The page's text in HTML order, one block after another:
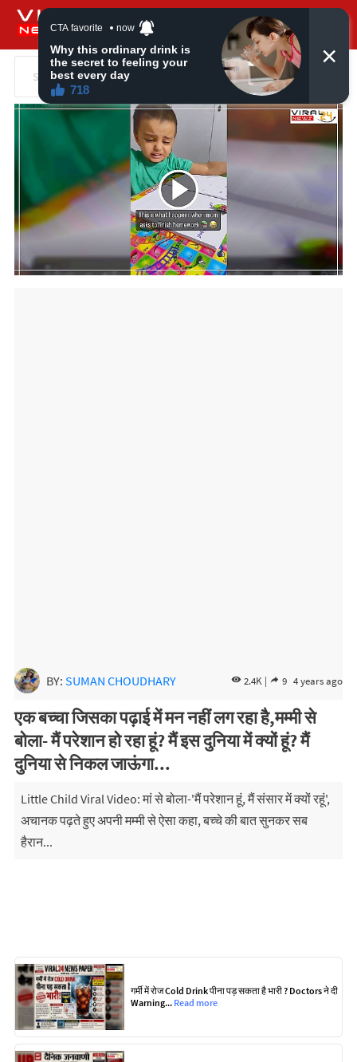
BY: SUMAN CHOUDHARY 2.4K | 9 4 years ago
एक बच्चा जिसका पढ़ाई में मन नहीं लग रहा है,मम्मी से
बोला- मैं परेशान हो रहा हूं? मैं इस दुनिया में क्यों हूं? मैं
दुनिया से निकल जाऊंगा...
Little Child Viral Video: मां से बोला-'मैं परेशान हूं, मैं संसार में क्यों रहूं',
अचानक पढ़ते हुए अपनी मम्मी से ऐसा कहा, बच्चे की बात सुनकर सब
हैरान...
गर्मी में रोज Cold Drink पीना पड़ सकता है भारी ? Doctors ने दी
Warning... Read more